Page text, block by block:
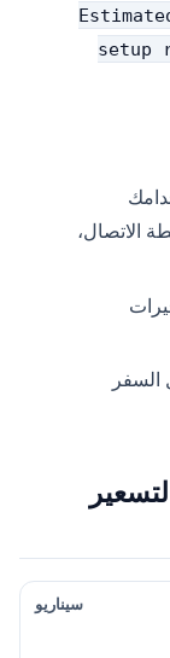
setup
الاتصال،
السفر